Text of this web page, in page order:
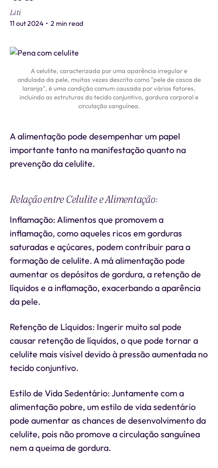
Liti
11 out 2024 • 2 min read
A celulite, caracterizada por uma aparência irregular e
ondulada da pele, muitas vezes descrita como "pele de casca de
laranja", é uma condição comum causada por vários fatores,
incluindo as estruturas do tecido conjuntivo, gordura corporal e
circulação sanguínea.
A alimentação pode desempenhar um papel
importante tanto na manifestação quanto na
prevenção da celulite.
Relação entre Celulite e Alimentação:
Inflamação: Alimentos que promovem a
inflamação, como aqueles ricos em gorduras
saturadas e açúcares, podem contribuir para a
formação de celulite. A má alimentação pode
aumentar os depósitos de gordura, a retenção de
líquidos e a inflamação, exacerbando a aparência
da pele.
Retenção de Líquidos: Ingerir muito sal pode
causar retenção de líquidos, o que pode tornar a
celulite mais visível devido à pressão aumentada no
tecido conjuntivo.
Estilo de Vida Sedentário: Juntamente com a
alimentação pobre, um estilo de vida sedentário
pode aumentar as chances de desenvolvimento da
celulite, pois não promove a circulação sanguínea
nem a queima de gordura.